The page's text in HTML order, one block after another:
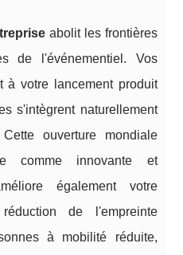
abolit les frontières
de l'événementiel. Vos
à votre lancement produit
s'intègrent naturellement
ouverture mondiale
comme innovante et
également votre
de l'empreinte
à mobilité réduite,